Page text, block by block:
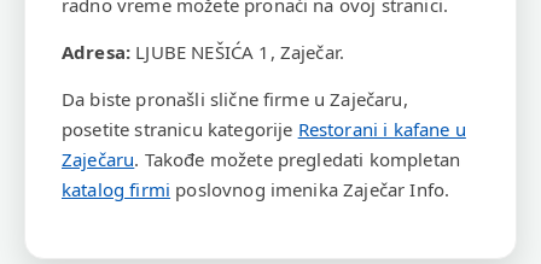
radno vreme možete pronaći na ovoj stranici.
Adresa: LJUBE NEŠIĆA 1, Zaječar.
Da biste pronašli slične firme u Zaječaru,
posetite stranicu kategorije Restorani i kafane u
Zaječaru. Takođe možete pregledati kompletan
katalog firmi poslovnog imenika Zaječar Info.